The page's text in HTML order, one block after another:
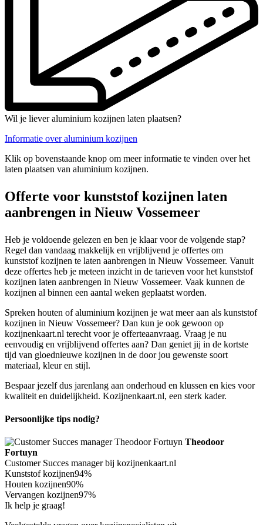
Wil je liever aluminium kozijnen laten plaatsen?
Informatie over aluminium kozijnen
Klik op bovenstaande knop om meer informatie te vinden over het
laten plaatsen van aluminium kozijnen.
Offerte voor kunststof kozijnen laten
aanbrengen in Nieuw Vossemeer
Heb je voldoende gelezen en ben je klaar voor de volgende stap?
Regel dan vandaag makkelijk en vrijblijvend je offertes om
kunststof kozijnen te laten aanbrengen in Nieuw Vossemeer. Vanuit
deze offertes heb je meteen inzicht in de tarieven voor het kunststof
kozijnen laten aanbrengen in Nieuw Vossemeer. Vaak kunnen de
kozijnen al binnen een aantal weken geplaatst worden.
Spreken houten of aluminium kozijnen je wat meer aan als kunststof
kozijnen in Nieuw Vossemeer? Dan kun je ook gewoon op
kozijnenkaart.nl terecht voor je offerteaanvraag. Vraag je nu
eenvoudig en vrijblijvend offertes aan? Dan geniet jij in de kortste
tijd van gloednieuwe kozijnen in de door jou gewenste soort
materiaal, kleur en stijl.
Bespaar jezelf dus jarenlang aan onderhoud en klussen en kies voor
kwaliteit en duidelijkheid. Kozijnenkaart.nl, een sterk kader.
Persoonlijke tips nodig?
Theodoor
Fortuyn
Customer Succes manager bij kozijnenkaart.nl
Kunststof kozijnen94%
Houten kozijnen90%
Vervangen kozijnen97%
Ik help je graag!